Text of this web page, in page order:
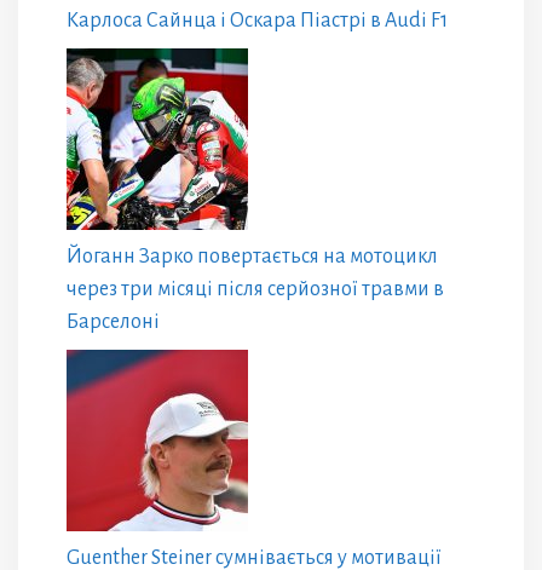
Карлоса Сайнца і Оскара Піастрі в Audi F1
Йоганн Зарко повертається на мотоцикл
через три місяці після серйозної травми в
Барселоні
Guenther Steiner сумнівається у мотивації